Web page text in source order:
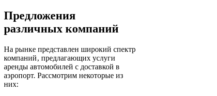
Предложения
различных компаний
На рынке представлен широкий спектр
компаний‚ предлагающих услуги
аренды автомобилей с доставкой в
аэропорт. Рассмотрим некоторые из
них: